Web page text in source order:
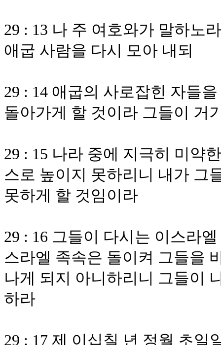
29 : 13 나 주 여호와가 말하노
애굽 사람을 다시 모아 내되
29 : 14 애굽의 사로잡힌 자들
돌아가게 할 것이라 그들이 거
29 : 15 나라 중에 지극히 미약
스로 높이지 못하리니 내가 그
못하게 할 것임이라
29 : 16 그들이 다시는 이스라
스라엘 족속은 돌이켜 그들을
나게 되지 아니하리니 그들이
하라
29 : 17 제 이십칠 년 정월 초일